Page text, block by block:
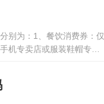
别为：1、餐饮消费券：仅
机专卖店或服装鞋帽专卖